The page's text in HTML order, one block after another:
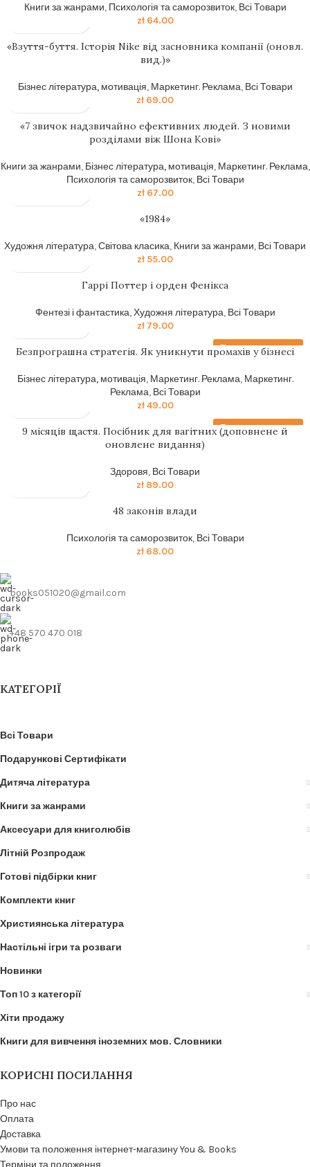
Книги за жанрами, Психологія та саморозвиток, Всі Товари
zł64.00
«Взуття-буття. Історія Nike від засновника компанії (оновл.
вид.)»
Бізнес література, мотивація, Маркетинг. Реклама, Всі Товари
zł 69.00
«7 звичок надзвичайно ефективних людей. З новими
розділами віж Шона Кові»
Книги за жанрами, Бізнес література, мотивація, Маркетинг. Реклама,
Психологія та саморозвиток, Всі Товари
zł67.00
«1984»
Художня література,Світова класика, Книги за жанрами, Всі Товари
zł 55.00
Гаррi Поттер i орден Фенiкса
Фентезі і фантастика,Художня література, Всі Товари
zł79.00
Передзамовлення
Безпрограшна стратегія. Як уникнути промахів у бізнесі
Бізнес література, мотивація, Маркетинг. Реклама, Маркетинг.
Реклама, Всі Товари
zł49.00
Передзамовлення
9 місяців щастя. Посібник для вагітних (доповнене й
оновлене видання)
Здоровя, Всі Товари
zł 89.00
48 законів влади
Психологія та саморозвиток, Всі Товари
zł 68.00
books051020@gmail.com
+48 570 470 018
КАТЕГОРІЇ
Всі Товари
Подарункові Сертифікати
Дитяча література
Книги за жанрами
Аксесуари для книголюбів
Літній Розпродаж
Готові підбірки книг
Комплекти книг
Християнська література
Настільні ігри та розваги
Новинки
Топ 10 з категорії
Хіти продажу
Книги для вивчення іноземних мов. Словники
КОРИСНІ ПОСИЛАННЯ
Про нас
Оплата
Доставка
Умови та положення інтернет-магазину You & Books
Терміни та положення